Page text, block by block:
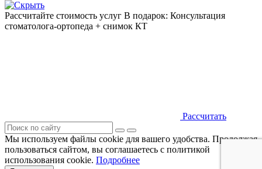
Рассчитайте стоимость услуг В подарок: Консультация
стоматолога-ортопеда + снимок КТ
Рассчитать
Мы используем файлы cookie для вашего удобства. Продолжая
пользоваться сайтом, вы соглашаетесь с политикой
использования cookie. Подробнее